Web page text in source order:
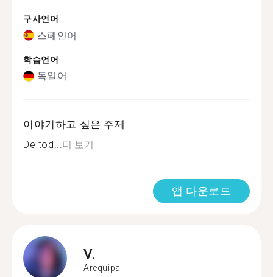
구사언어
스페인어
학습언어
독일어
이야기하고 싶은 주제
De tod...더 보기
앱 다운로드
V.
Arequipa